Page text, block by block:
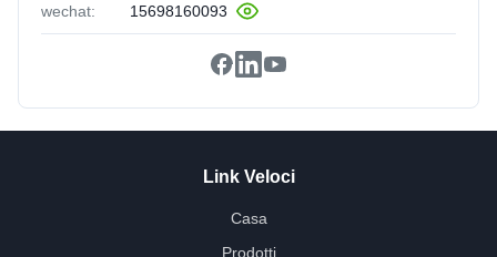
wechat: 15698160093
Link Veloci
Casa
Prodotti